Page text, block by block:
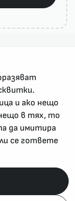
и ако нещо
в тях, то
да имитира
се гответе